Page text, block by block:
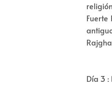
Fuerte
Día 3 :